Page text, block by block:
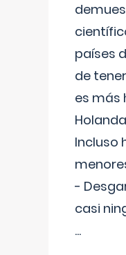
países
de
es más
Incluso
-
casi
...